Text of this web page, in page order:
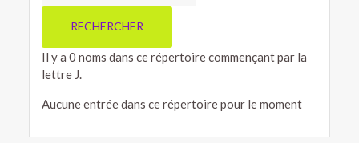
Il y a 0 noms dans ce répertoire commençant par la
lettre J.
Aucune entrée dans ce répertoire pour le moment